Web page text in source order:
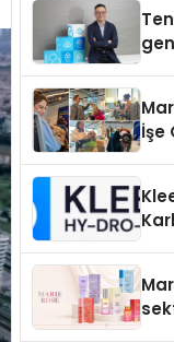
İşe
Aldı